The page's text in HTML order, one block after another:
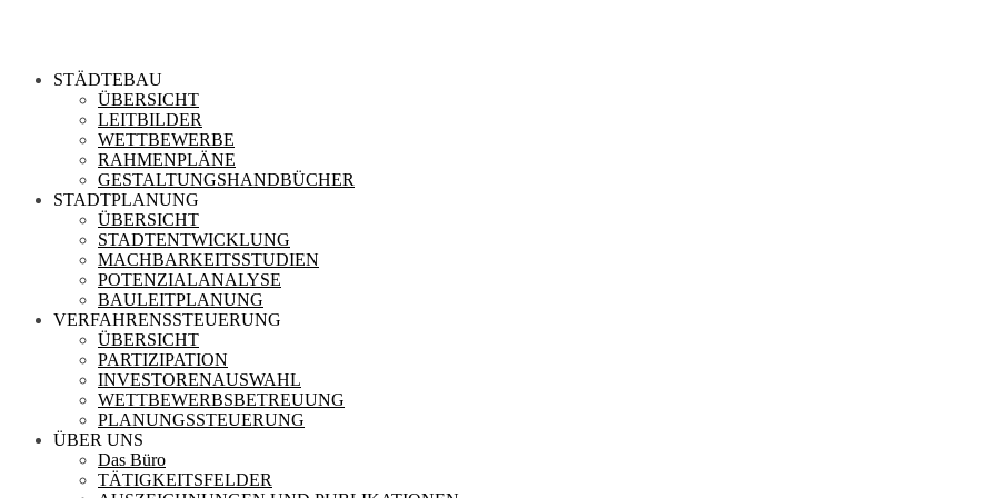
STÄDTEBAU
ÜBERSICHT
LEITBILDER
WETTBEWERBE
RAHMENPLÄNE
GESTALTUNGSHANDBÜCHER
STADTPLANUNG
ÜBERSICHT
STADTENTWICKLUNG
MACHBARKEITSSTUDIEN
POTENZIALANALYSE
BAULEITPLANUNG
VERFAHRENSSTEUERUNG
ÜBERSICHT
PARTIZIPATION
INVESTORENAUSWAHL
WETTBEWERBSBETREUUNG
PLANUNGSSTEUERUNG
ÜBER UNS
Das Büro
TÄTIGKEITSFELDER